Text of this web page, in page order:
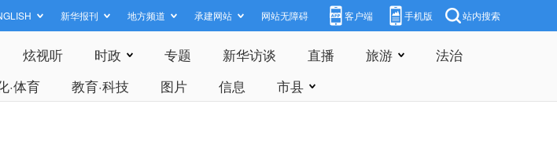
新华报刊 地方频道 承建网站 网站无障碍 客户端 手机版 站内搜索
炫视听 时政 专题 新华访谈 直播 旅游
法治
·体育 教育·科技 图片 信息 市县